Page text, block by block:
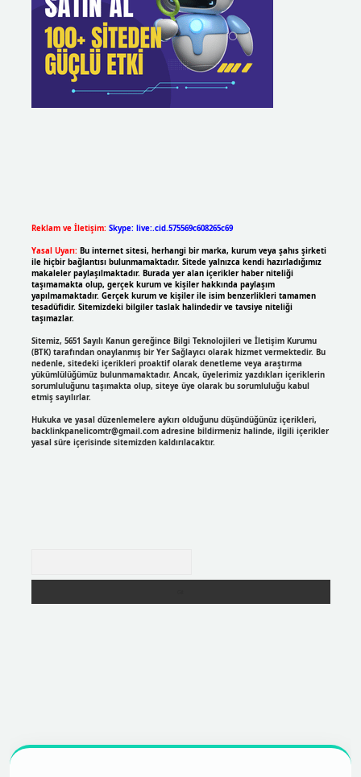
Reklam ve İletişim: Skype: live:.cid.575569c608265c69
Yasal Uyarı: Bu internet sitesi, herhangi bir marka, kurum veya şahıs şirketi
ile hiçbir bağlantısı bulunmamaktadır. Sitede yalnızca kendi hazırladığımız
makaleler paylaşılmaktadır. Burada yer alan içerikler haber niteliği
taşımamakta olup, gerçek kurum ve kişiler hakkında paylaşım
yapılmamaktadır. Gerçek kurum ve kişiler ile isim benzerlikleri tamamen
tesadüfidir. Sitemizdeki bilgiler taslak halindedir ve tavsiye niteliği
taşımazlar.
Sitemiz, 5651 Sayılı Kanun gereğince Bilgi Teknolojileri ve İletişim Kurumu
(BTK) tarafından onaylanmış bir Yer Sağlayıcı olarak hizmet vermektedir. Bu
nedenle, sitedeki içerikleri proaktif olarak denetleme veya araştırma
yükümlülüğümüz bulunmamaktadır. Ancak, üyelerimiz yazdıkları içeriklerin
sorumluluğunu taşımakta olup, siteye üye olarak bu sorumluluğu kabul
etmiş sayılırlar.
Hukuka ve yasal düzenlemelere aykırı olduğunu düşündüğünüz içerikleri,
backlinkpanelicomtr@gmail.comadresine bildirmeniz halinde, ilgili içerikler
yasal süre içerisinde sitemizden kaldırılacaktır.